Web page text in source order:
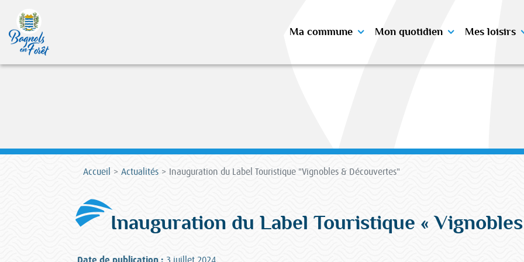
Ma commune Mon quotidien Mes loisirs
Accueil Actualités Inauguration du Label Touristique "Vignobles & Découvertes"
Inauguration du Label Touristique «
Date de publication :